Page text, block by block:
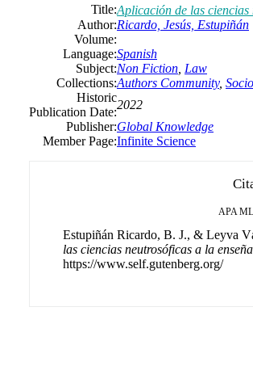
Title:Aplicación de las ciencias
Author:Ricardo, Jesús, Estupiñán
Volume:
Language:Spanish
Subject:Non Fiction Law
Collections:Authors Community,
Historic
Publication Date:
2022
Publisher:Global Knowledge
Member Page:Infinite Science
APA
Estupiñán Ricardo, B. J., & Leyva
las ciencias neutrosóficas a la
https://www.self.gutenberg.org/